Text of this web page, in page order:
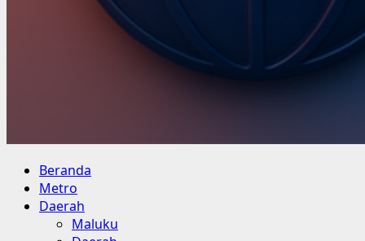
Primary
Menu
Beranda
Metro
Daerah
Maluku